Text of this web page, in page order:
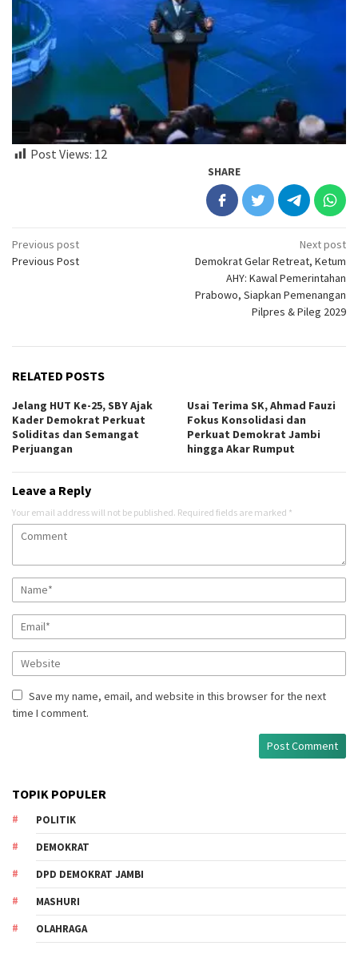
Post Views: 12
SHARE
Post
navigation
Previous post
Previous Post
Next post
Demokrat Gelar Retreat, Ketum
AHY: Kawal Pemerintahan
Prabowo, Siapkan Pemenangan
Pilpres & Pileg 2029
RELATED POSTS
Jelang HUT Ke-25, SBY Ajak
Kader Demokrat Perkuat
Soliditas dan Semangat
Perjuangan
Usai Terima SK, Ahmad Fauzi
Fokus Konsolidasi dan
Perkuat Demokrat Jambi
hingga Akar Rumput
Leave a Reply
Your email address will not be published. Required fields are marked *
Save my name, email, and website in this browser for the next
time I comment.
TOPIK POPULER
POLITIK
DEMOKRAT
DPD DEMOKRAT JAMBI
MASHURI
OLAHRAGA